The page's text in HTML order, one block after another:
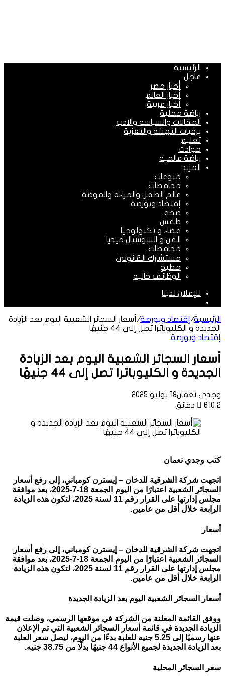
الرئيسية
عاجل
أخبار مصر
أخبار العالم
أخبار عربية
رياضة محلية
المقالات والسياسه والادب
برقيات التهنئة والتعزية
تعليم
حوادث
رياضة عالمية
المزيد
منوعات
محافظات
عالم الطفل والمراءة والموضة
إقتصاد وبورصة
صحة
طقس
فضاء و تكنولوجيا
الفن و السوشيال ميديا
محافظات
مستشارك القانونى
مطبخ
الوظائف خاليه
للإعلان لدينا
الرئيسية/ إقتصاد وبورصة/ أسعار السجائر الشعبية اليوم بعد الزيادة
الجديدة و الكليوباترا تصل إلى 44 جنيهًا
إقتصاد وبورصة
أسعار السجائر الشعبية اليوم بعد الزيادة
الجديدة و الكليوباترا تصل إلى 44 جنيهًا
وجدى نعمان18 يوليو 2025
610 2 دقائق
كتب وجدي نعمان
اتجهت شركة الشرقية للدخان – إيسترن كومباني، إلى رفع أسعار
السجائر الشعبية اعتبارًا من اليوم الجمعة 18-7-2025، بعد موافقة
مجلس إدارتها على القرار رقم 11 لسنة 2025، لتكون هذه الزيادة
الرابعة خلال أقل من عامين.
أسعار
اتجهت شركة الشرقية للدخان – إيسترن كومباني، إلى رفع أسعار
السجائر الشعبية اعتبارًا من اليوم الجمعة 18-7-2025، بعد موافقة
مجلس إدارتها على القرار رقم 11 لسنة 2025، لتكون هذه الزيادة
الرابعة خلال أقل من عامين.
أسعار السجائر الشعبية اليوم بعد الزيادة الجديدة
ووفق القائمة المعلنة من الشركة في موقعها الرسمي، وصلت قيمة
الزيادة الجديدة في قائمة أسعار السجائر الشعبية التي تم الإعلان
عنها رسميًا إلى 5.25 جنيه للعلبة بدءًا من اليوم، ليصل سعر العلبة
بعد الزيادة الجديدة لجميع الأنواع 44 جنيهًا بدلًا من 38.75 جنيه.
سعر السجائر المحلية